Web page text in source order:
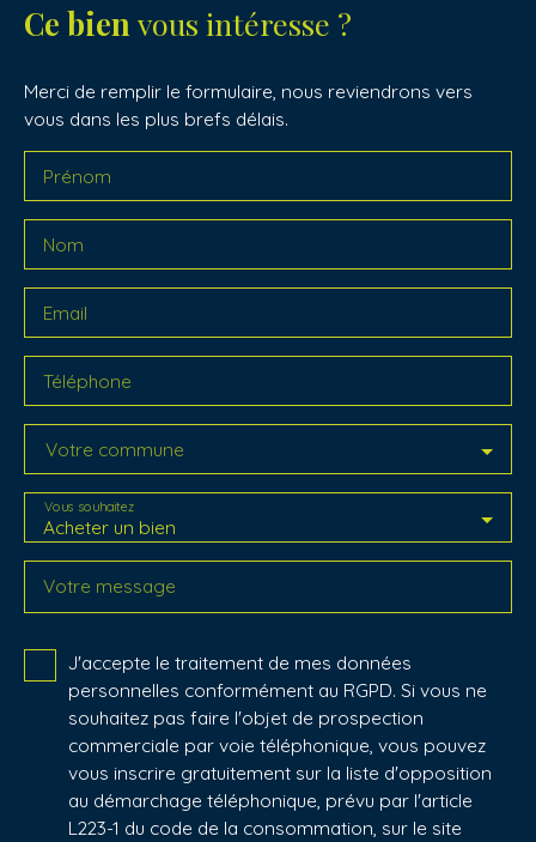
Ce bien vous intéresse ?
Merci de remplir le formulaire, nous reviendrons vers
vous dans les plus brefs délais.
Prénom
Nom
Email
Téléphone
Votre commune
Acheter un bien
Vous souhaitez
Votre message
J'accepte le traitement de mes données
personnelles conformément au RGPD. Si vous ne
souhaitez pas faire l'objet de prospection
commerciale par voie téléphonique, vous pouvez
vous inscrire gratuitement sur la liste d'opposition
au démarchage téléphonique, prévu par l'article
L223-1 du code de la consommation, sur le site